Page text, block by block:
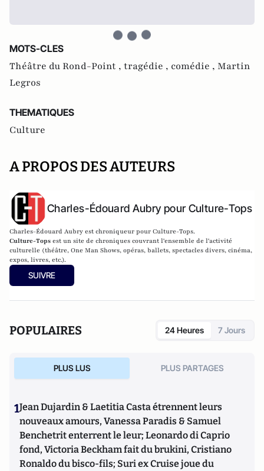
MOTS-CLES
Théâtre du Rond-Point , tragédie , comédie , Martin
Legros
THEMATIQUES
Culture
A PROPOS DES AUTEURS
Charles-Édouard Aubry pour Culture-Tops
Charles-Édouard Aubry est chroniqueur pour Culture-Tops.
Culture-Tops est un site de chroniques couvrant l'ensemble de l'activité
culturelle (théâtre, One Man Shows, opéras, ballets, spectacles divers, cinéma,
expos, livres, etc.).
SUIVRE
POPULAIRES 24 Heures 7 Jours
PLUS LUS PLUS PARTAGES
1Jean Dujardin & Laetitia Casta étrennent leurs
nouveaux amours, Vanessa Paradis & Samuel
Benchetrit enterrent le leur; Leonardo di Caprio
fond, Victoria Beckham fait du brukini, Cristiano
Ronaldo du bisco-fils; Suri ex Cruise joue du